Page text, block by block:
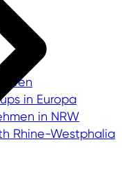
in Europa
in NRW
Rhine-Westphalia